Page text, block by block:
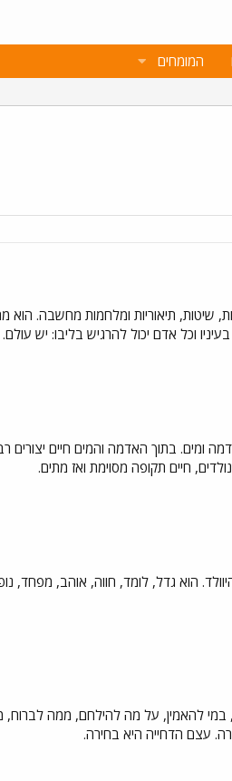
המומחים
שיטות, תיאוריות ומלחמות מחשבה.
וכל אדם יכול להרגיש בליבו: יש עולם.
ומים. בתוך האדמה והמים חיים
חיים תקופה מסוימת ואז מתים.
הוא גדל, לומד, חווה, אוהב, מפחד,
להאמין, על מה להילחם, ממה
עצם הדחייה היא בחירה.